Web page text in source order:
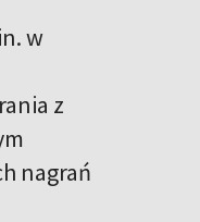
w
z
nagrań